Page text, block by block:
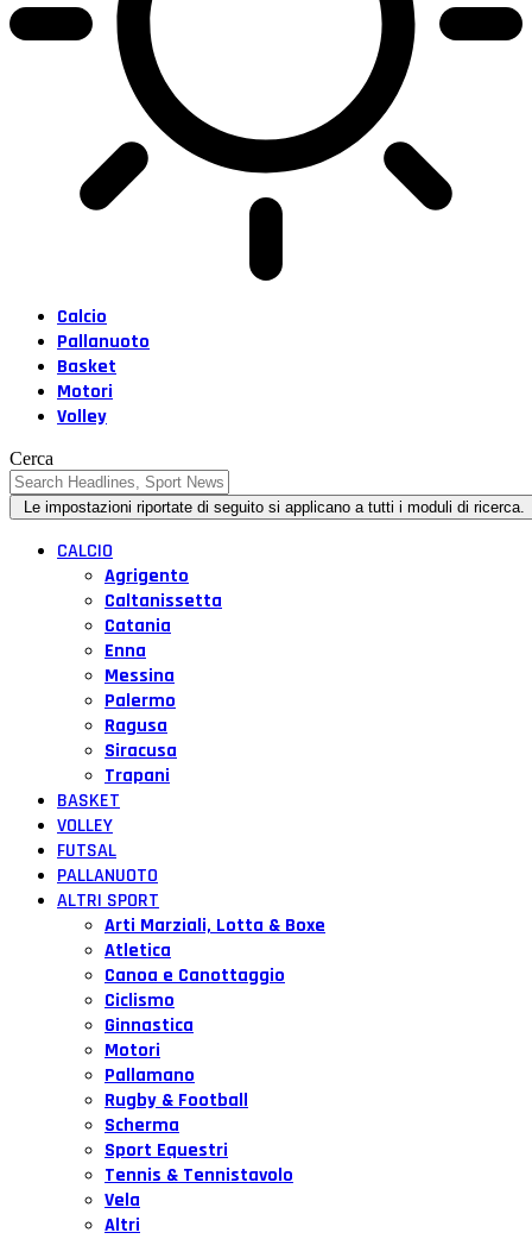
Calcio
Pallanuoto
Basket
Motori
Volley
Cerca
CALCIO
Agrigento
Caltanissetta
Catania
Enna
Messina
Palermo
Ragusa
Siracusa
Trapani
BASKET
VOLLEY
FUTSAL
PALLANUOTO
ALTRI SPORT
Arti Marziali, Lotta & Boxe
Atletica
Canoa e Canottaggio
Ciclismo
Ginnastica
Motori
Pallamano
Rugby & Football
Scherma
Sport Equestri
Tennis & Tennistavolo
Vela
Altri